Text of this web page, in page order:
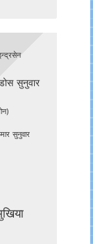
सुनुवार
सुनुवार